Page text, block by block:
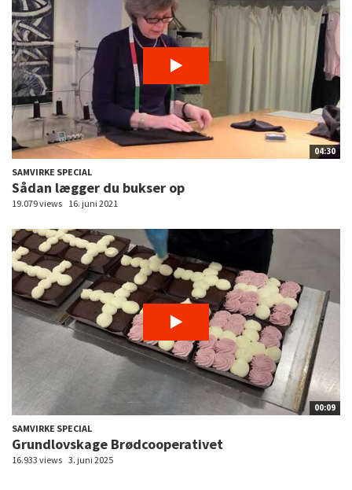
04:30
SAMVIRKE SPECIAL
Sådan lægger du bukser op
19.079 views 16. juni 2021
00:09
SAMVIRKE SPECIAL
Grundlovskage Brødcooperativet
16.933 views 3. juni 2025